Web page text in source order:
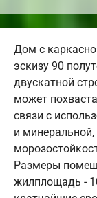
Дом с
эскизу 90
двускатной
может
связи с
и
Размеры
жилплощадь -